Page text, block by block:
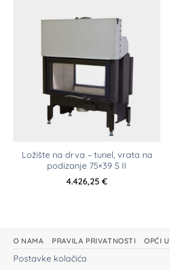
Ložište na drva – tunel, vrata na
podizanje 75×39 S II
4.426,25 €
O NAMA PRAVILA PRIVATNOSTI OPĆI
Postavke kolačića